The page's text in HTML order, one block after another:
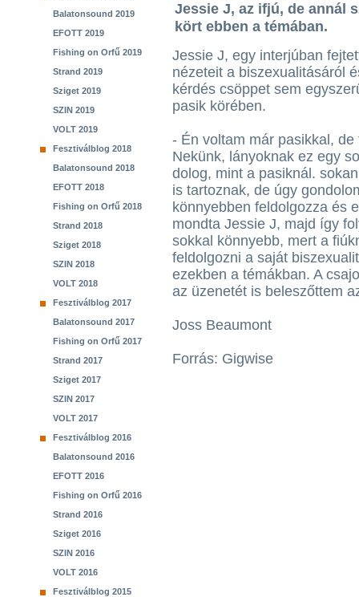
Balatonsound 2019
EFOTT 2019
Fishing on Orfű 2019
Strand 2019
Sziget 2019
SZIN 2019
VOLT 2019
Fesztiválblog 2018
Balatonsound 2018
EFOTT 2018
Fishing on Orfű 2018
Strand 2018
Sziget 2018
SZIN 2018
VOLT 2018
Fesztiválblog 2017
Balatonsound 2017
Fishing on Orfű 2017
Strand 2017
Sziget 2017
SZIN 2017
VOLT 2017
Fesztiválblog 2016
Balatonsound 2016
EFOTT 2016
Fishing on Orfű 2016
Strand 2016
Sziget 2016
SZIN 2016
VOLT 2016
Fesztiválblog 2015
Jessie J, az ifjú, de annál
kört ebben a témában.
Jessie J, egy interjúban
nézeteit a biszexualitásáról
kérdés csöppet sem
pasik körében.
- Én voltam már pasikkal,
Nekünk, lányoknak ez egy
dolog, mint a pasiknál.
is tartoznak, de úgy
könnyebben feldolgozza és
mondta Jessie J, majd így
sokkal könnyebb, mert a
feldolgozni a saját
ezekben a témákban. A
az üzenetét is beleszőttem
Joss Beaumont
Forrás: Gigwise